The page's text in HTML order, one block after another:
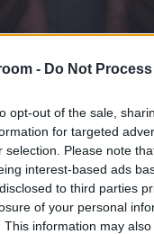
- Do Not
opt-out of the sale,
for targeted
selection. Please note
interest-based ads
to third parties
of your personal
This information may
ένας
περιοχή του
από άμεση
να δικαστεί με